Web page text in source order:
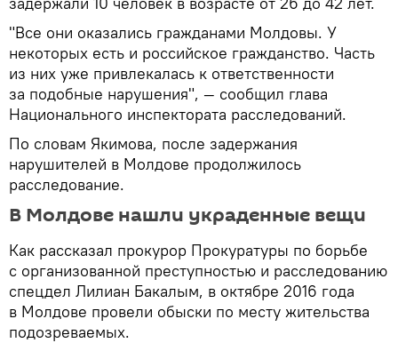
"Все они оказались гражданами Молдовы. У
некоторых есть и российское гражданство. Часть
из них уже привлекалась к ответственности
за подобные нарушения", — сообщил глава
Национального инспектората расследований.
По словам Якимова, после задержания
нарушителей в Молдове продолжилось
расследование.
В Молдове нашли украденные вещи
Как рассказал прокурор Прокуратуры по борьбе
с организованной преступностью и расследованию
спецдел Лилиан Бакалым, в октябре 2016 года
в Молдове провели обыски по месту жительства
подозреваемых.